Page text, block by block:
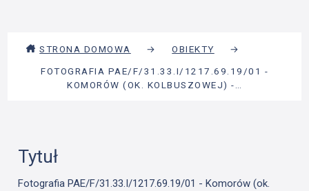
STRONA DOMOWA → OBIEKTY
→
FOTOGRAFIA PAE/F/31.33.I/1217.69.19/01 -
KOMORÓW (OK. KOLBUSZOWEJ) -…
Tytuł
Fotografia PAE/F/31.33.I/1217.69.19/01 - Komorów (ok.